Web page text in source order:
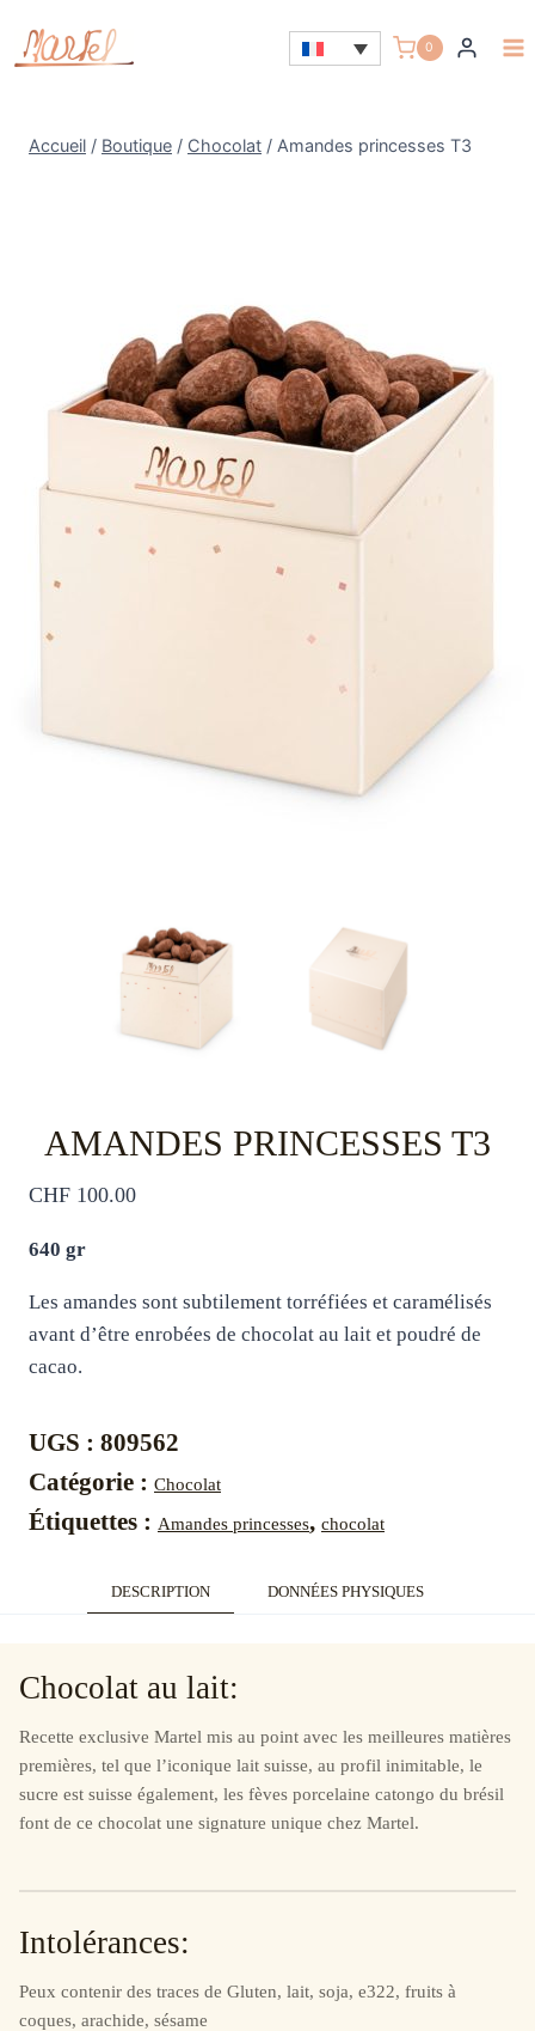
0
Accueil / Boutique / Chocolat / Amandes princesses T3
AMANDES PRINCESSES T3
CHF 100.00
640 gr
Les amandes sont subtilement torréfiées et caramélisés
avant d’être enrobées de chocolat au lait et poudré de
cacao.
UGS : 809562
Catégorie : Chocolat
Étiquettes : Amandes princesses, chocolat
DESCRIPTION DONNÉES PHYSIQUES
Chocolat au lait:
Recette exclusive Martel mis au point avec les meilleures matières
premières, tel que l’iconique lait suisse, au profil inimitable, le
sucre est suisse également, les fèves porcelaine catongo du brésil
font de ce chocolat une signature unique chez Martel.
Intolérances:
Peux contenir des traces de Gluten, lait, soja, e322, fruits à
coques, arachide, sésame